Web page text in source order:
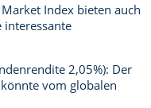
Index bieten auch
interessante
2,05%): Der
vom globalen